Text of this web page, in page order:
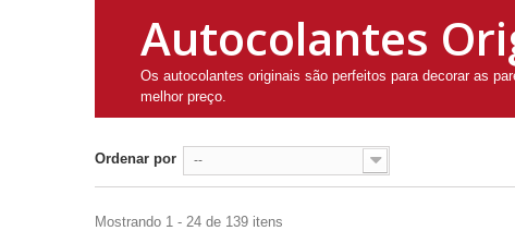
Autocolantes
Os autocolantes originais são perfeitos para decorar as
melhor preço.
Ordenar por --
Mostrando 1 - 24 de 139 itens